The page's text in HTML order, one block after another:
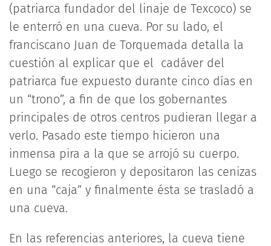
(patriarca fundador del linaje de Texcoco) se
le enterró en una cueva. Por su lado, el
franciscano Juan de Torquemada detalla la
cuestión al explicar que el cadáver del
patriarca fue expuesto durante cinco días en
un “trono”, a fin de que los gobernantes
principales de otros centros pudieran llegar a
verlo. Pasado este tiempo hicieron una
inmensa pira a la que se arrojó su cuerpo.
Luego se recogieron y depositaron las cenizas
en una “caja” y finalmente ésta se trasladó a
una cueva.
En las referencias anteriores, la cueva tiene